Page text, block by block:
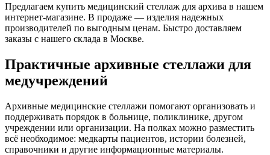
Предлагаем купить медицинский стеллаж для архива в нашем
интернет-магазине. В продаже — изделия надежных
производителей по выгодным ценам. Быстро доставляем
заказы с нашего склада в Москве.
Практичные архивные стеллажи для
медучреждений
Архивные медицинские стеллажи помогают организовать и
поддерживать порядок в больнице, поликлинике, другом
учреждении или организации. На полках можно разместить
всё необходимое: медкарты пациентов, истории болезней,
справочники и другие информационные материалы.